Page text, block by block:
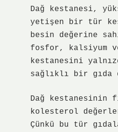
Dağ kestanesi,
yetişen bir tür
besin değerine
fosfor, kalsiyum
kestanesini
sağlıklı bir
Dağ kestanesinin
kolesterol
Çünkü bu tür